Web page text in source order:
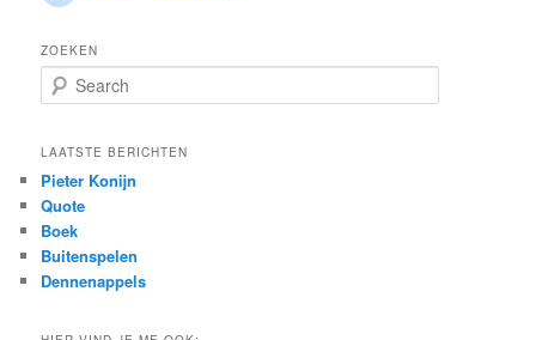
ZOEKEN
e
r
h
LAATSTE BERICHTEN
Pieter Konijn
Quote
Boek
Buitenspelen
Dennenappels